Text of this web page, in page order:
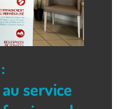
service